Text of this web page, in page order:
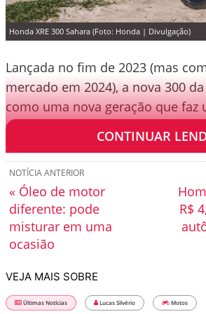
Honda XRE 300 Sahara (Foto: Honda | Divulgação)
Lançada no fim de 2023 (mas
mercado em 2024), a nova 300
como uma nova geração que faz
entre a querida XRE 300 e a
CONTINUAR
R$
NOTÍCIA ANTERIOR
« Óleo de motor
diferente: pode
misturar em uma
ocasião
VEJA MAIS SOBRE
Últimas Notícias Lucas Silvério Motos